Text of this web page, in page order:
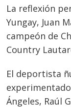
La reflexión
Yungay, Juan
campeón de
Country
El deportista
Ángeles, Raúl